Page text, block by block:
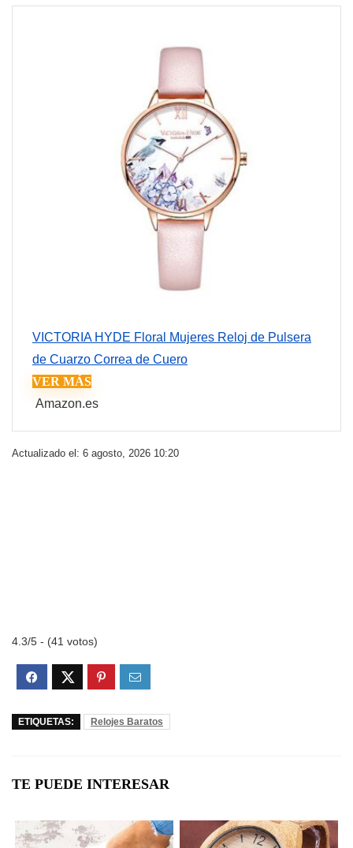
VICTORIA HYDE Floral Mujeres Reloj de Pulsera
de Cuarzo Correa de Cuero
VER MÁS
Amazon.es
Actualizado el: 6 agosto, 2026 10:20
4.3/5 - (41 votos)
ETIQUETAS: Relojes Baratos
TE PUEDE INTERESAR